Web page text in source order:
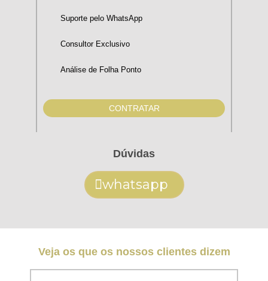
Suporte pelo WhatsApp
Consultor Exclusivo
Análise de Folha Ponto
CONTRATAR
Dúvidas
whatsapp
Veja os que os nossos clientes dizem